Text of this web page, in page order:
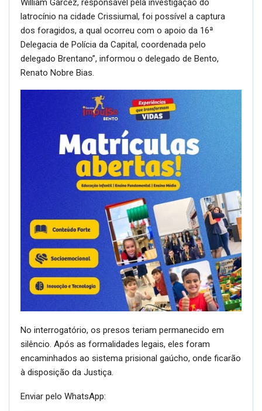
William Garcez, responsável pela investigação do
latrocínio na cidade Crissiumal, foi possível a captura
dos foragidos, a qual ocorreu com o apoio da 16ª
Delegacia de Polícia da Capital, coordenada pelo
delegado Brentano”, informou o delegado de Bento,
Renato Nobre Bias.
No interrogatório, os presos teriam permanecido em
silêncio. Após as formalidades legais, eles foram
encaminhados ao sistema prisional gaúcho, onde ficarão
à disposição da Justiça.
Enviar pelo WhatsApp: